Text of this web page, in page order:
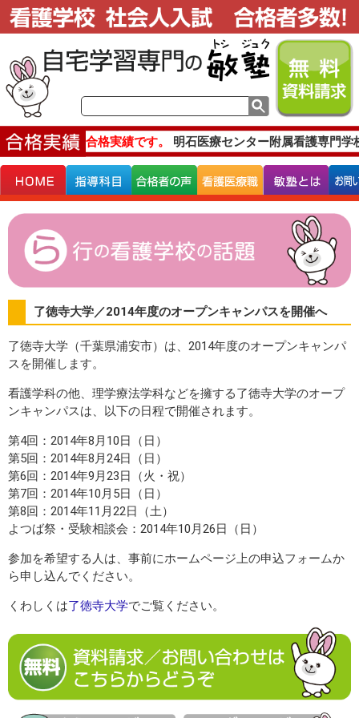
主な合格実績です。 明石医療センター附属看護専門
了徳寺大学／2014年度のオープンキャンパスを開催へ
了徳寺大学（千葉県浦安市）は、2014年度のオープンキャンパ
スを開催します。
看護学科の他、理学療法学科などを擁する了徳寺大学のオープ
ンキャンパスは、以下の日程で開催されます。
第4回：2014年8月10日（日）
第5回：2014年8月24日（日）
第6回：2014年9月23日（火・祝）
第7回：2014年10月5日（日）
第8回：2014年11月22日（土）
よつば祭・受験相談会：2014年10月26日（日）
参加を希望する人は、事前にホームページ上の申込フォームか
ら申し込んでください。
くわしくは了徳寺大学でご覧ください。